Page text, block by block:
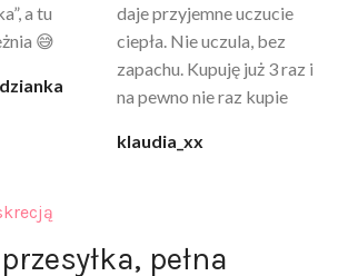
a tu
😅
daje przyjemne uczucie
ciepła. Nie uczula, bez
zapachu. Kupuję już 3 raz i
na pewno nie raz kupie
klaudia_xx
pełna